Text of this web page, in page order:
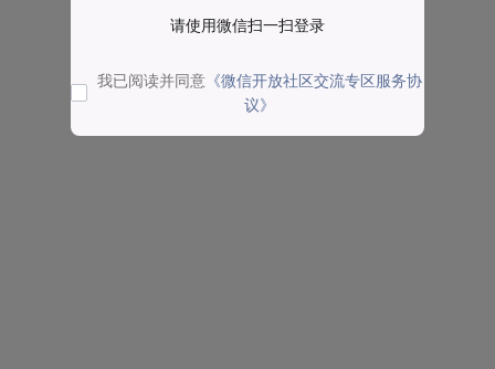
请使用微信扫一扫登录
我已阅读并同意 《微信开放社区交流专区服务协
议》